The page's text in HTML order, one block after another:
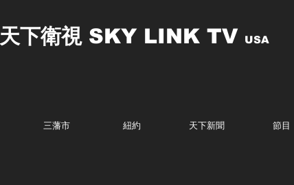
天下衛視SKY LINK TV USA
三藩市 紐約 天下新聞 節目